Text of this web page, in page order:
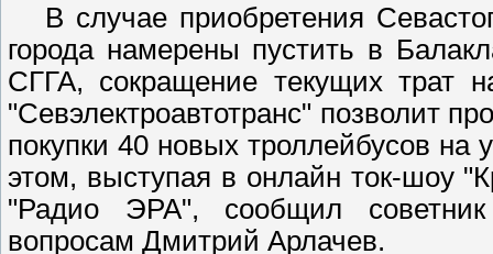
В случае приобретения
города намерены пустить в
СГГА, сокращение текущих трат
"Севэлектроавтотранс" позволит
покупки 40 новых троллейбусов на
этом, выступая в онлайн ток-шоу
"Радио ЭРА", сообщил
вопросам Дмитрий Арлачев.